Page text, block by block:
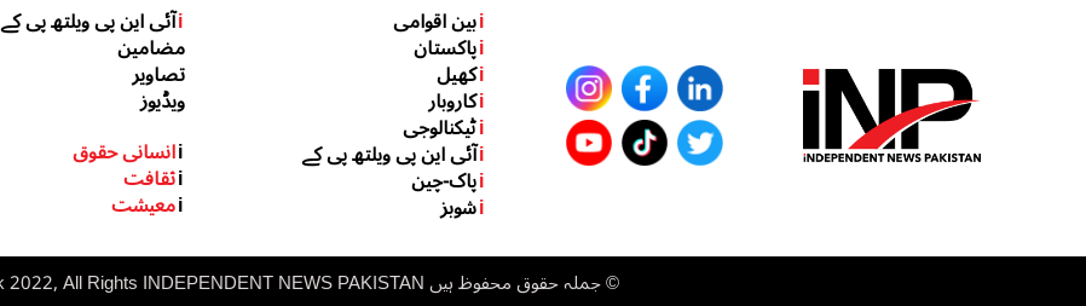
iبین اقوامی
iپاکستان
iکھیل
iکاروبار
iٹیکنالوجی
iآئی این پی ویلتھ پی کے
iپاک-چین
iشوبز
iآئی این پی ویلتھ پی کے
مضامین
تصاویر
ویڈیوز
iانسانی حقوق
iثقافت
iمعیشت
©جملہ حقوق محفوظ ہیں inp.net.pk 2022, All Rights INDEPENDENT NEWS PAKISTAN